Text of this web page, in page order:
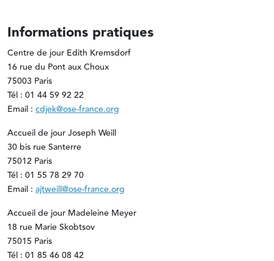
Informations pratiques
Centre de jour Edith Kremsdorf
16 rue du Pont aux Choux
75003 Paris
Tél : 01 44 59 92 22
Email : cdjek@ose-france.org
Accueil de jour Joseph Weill
30 bis rue Santerre
75012 Paris
Tél : 01 55 78 29 70
Email : ajtweill@ose-france.org
Accueil de jour Madeleine Meyer
18 rue Marie Skobtsov
75015 Paris
Tél : 01 85 46 08 42